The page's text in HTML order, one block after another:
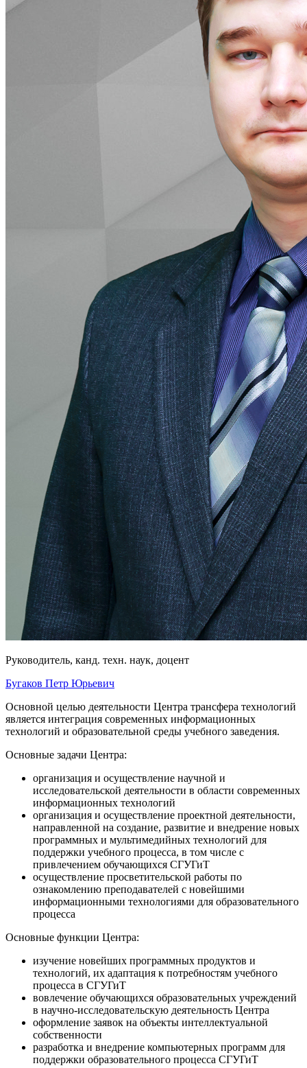
Руководитель, канд. техн. наук, доцент
Бугаков Петр Юрьевич
Основной целью деятельности Центра трансфера технологий
является интеграция современных информационных
технологий и образовательной среды учебного заведения.
Основные задачи Центра:
организация и осуществление научной и
исследовательской деятельности в области современных
информационных технологий
организация и осуществление проектной деятельности,
направленной на создание, развитие и внедрение новых
программных и мультимедийных технологий для
поддержки учебного процесса, в том числе с
привлечением обучающихся СГУГиТ
осуществление просветительской работы по
ознакомлению преподавателей с новейшими
информационными технологиями для образовательного
процесса
Основные функции Центра:
изучение новейших программных продуктов и
технологий, их адаптация к потребностям учебного
процесса в СГУГиТ
вовлечение обучающихся образовательных учреждений
в научно-исследовательскую деятельность Центра
оформление заявок на объекты интеллектуальной
собственности
разработка и внедрение компьютерных программ для
поддержки образовательного процесса СГУГиТ